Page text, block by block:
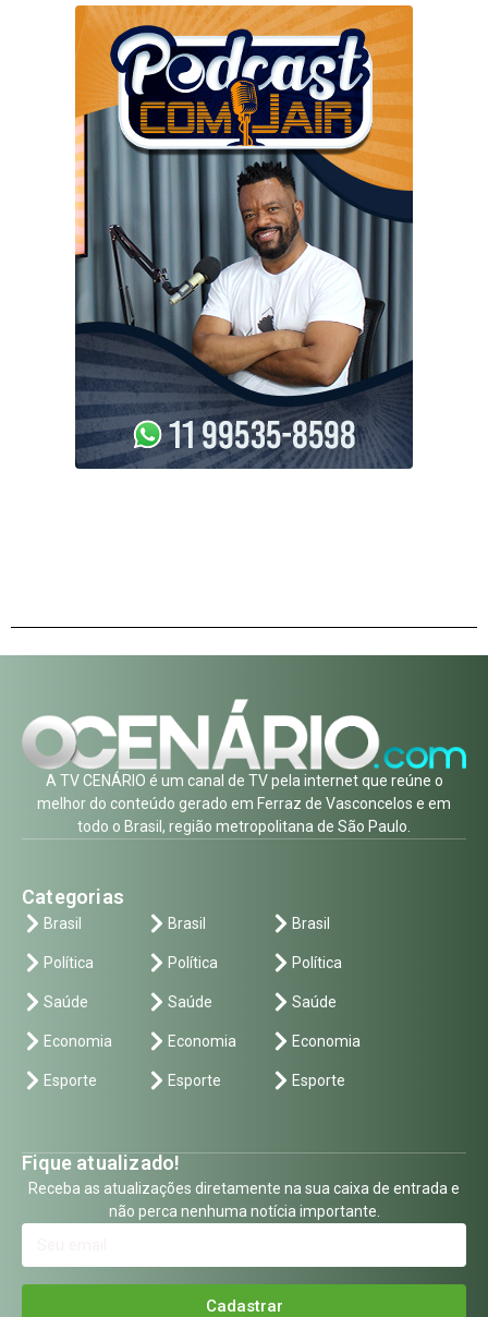
A TV CENÁRIO é um canal de TV pela internet que reúne o
melhor do conteúdo gerado em Ferraz de Vasconcelos e em
todo o Brasil, região metropolitana de São Paulo.
Categorias
Brasil
Política
Saúde
Economia
Esporte
Brasil
Política
Saúde
Economia
Esporte
Brasil
Política
Saúde
Economia
Esporte
Fique atualizado!
Receba as atualizações diretamente na sua caixa de entrada e
não perca nenhuma notícia importante.
Cadastrar